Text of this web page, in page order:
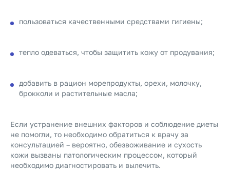
пользоваться качественными средствами гигиены;
тепло одеваться, чтобы защитить кожу от продувания;
добавить в рацион морепродукты, орехи, молочку,
брокколи и растительные масла;
Если устранение внешних факторов и соблюдение диеты
не помогли, то необходимо обратиться к врачу за
консультацией – вероятно, обезвоживание и сухость
кожи вызваны патологическим процессом, который
необходимо диагностировать и вылечить.